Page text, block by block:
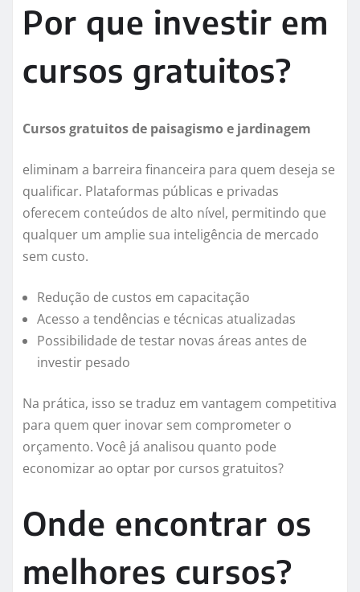
Por que investir em
cursos gratuitos?
Cursos gratuitos de paisagismo e jardinagem
eliminam a barreira financeira para quem deseja se
qualificar. Plataformas públicas e privadas
oferecem conteúdos de alto nível, permitindo que
qualquer um amplie sua inteligência de mercado
sem custo.
Redução de custos em capacitação
Acesso a tendências e técnicas atualizadas
Possibilidade de testar novas áreas antes de
investir pesado
Na prática, isso se traduz em vantagem competitiva
para quem quer inovar sem comprometer o
orçamento. Você já analisou quanto pode
economizar ao optar por cursos gratuitos?
Onde encontrar os
melhores cursos?